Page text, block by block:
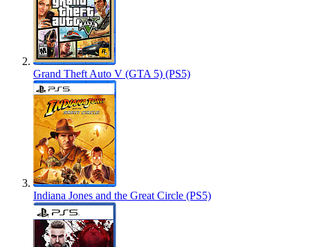
Grand Theft Auto V (GTA 5) (PS5)
Indiana Jones and the Great Circle (PS5)